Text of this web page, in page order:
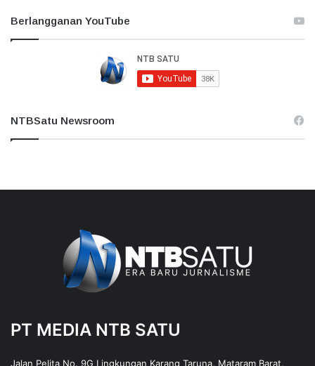
Berlangganan YouTube
NTBSatu Newsroom
PT MEDIA NTB SATU
Jalan Pelita No. 9G Lingkungan Karang Taruna, Mataram Barat,